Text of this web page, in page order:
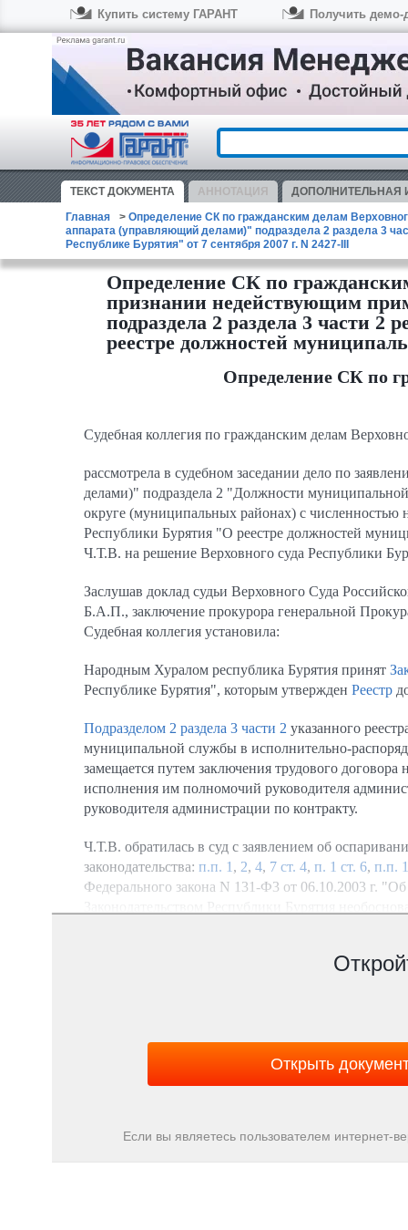
Купить систему ГАРАНТ Получить демо-
ТЕКСТДОКУМЕНТА АННОТАЦИЯ
ДОПОЛНИТЕЛЬНАЯ
Главная
Определение СК по гражданским делам
аппарата (управляющий делами)" подраздела 2 раздела 3
Республике Бурятия" от 7 сентября 2007 г. N 2427-III
Определение СК по
признании недействующим
подраздела 2 раздела 3 части
реестре должностей
Определение СК по
Судебная коллегия по гражданским делам
рассмотрела в судебном заседании дело по
делами)" подраздела 2 "Должности
округе (муниципальных районах) с численностью
Республики Бурятия "О реестре должностей
Ч.Т.В. на решение Верховного суда Республики
Заслушав доклад судьи Верховного Суда
Б.А.П., заключение прокурора генеральной
Судебная коллегия установила:
Народным Хуралом республика Бурятия принят
Республике Бурятия", которым утвержден Реестр
Подразделом 2 раздела 3 части 2 указанного
муниципальной службы в исполнительно-
замещается путем заключения трудового
исполнения им полномочий руководителя
руководителя администрации по контракту.
Ч.Т.В. обратилась в суд с заявлением об
законодательства: п.п. 1 , 2, 4, 7 ст. 4, п. 1 ст. 6, п.п. 1
Федерального закона N 131-Ф3 от 06.10.2003 г.
установлено только федеральным
В кассационной жалобе Ч.Т.В. указывает о
закон, вывод по делу не учитывает
оснований для ее удовлетворения по следующим
Открыть
Если вы являетесь пользователем интернет-